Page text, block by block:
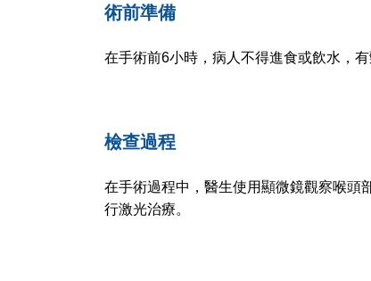
術前準備
在手術前6小時，病人不得進食或飲水，
檢查過程
在手術過程中，醫生使用顯微鏡觀察喉頭
行激光治療。